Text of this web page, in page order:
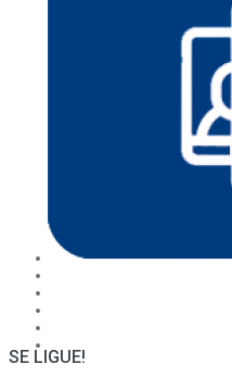
SE LIGUE!